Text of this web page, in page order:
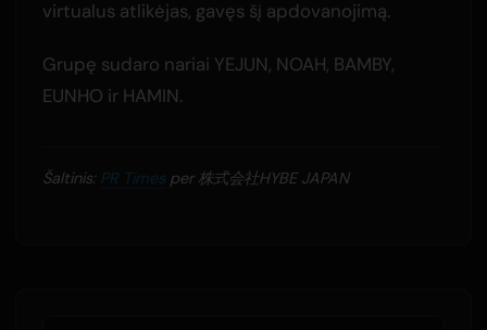
virtualus atlikėjas, gavęs šį apdovanojimą.
Grupę sudaro nariai YEJUN, NOAH, BAMBY,
EUNHO ir HAMIN.
Šaltinis: PR Timesper 株式会社HYBE JAPAN